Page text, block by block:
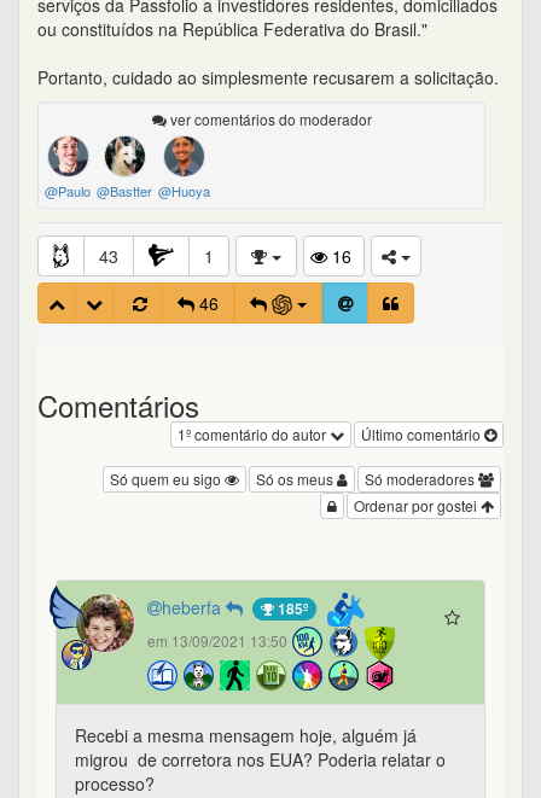
ou constituídos na República Federativa do Brasil."
Portanto, cuidado ao simplesmente recusarem a solicitação.
ver comentários do moderador
@Paulo @Bastter @Huoya
43 1
16
46
Comentários
Último comentário
1º comentário do autor
Só moderadores
Só os meus
Só quem eu sigo
Ordenar por gostei
heberfa 185º
em 13/09/2021 13:50
Recebi a mesma mensagem hoje, alguém já
migrou de corretora nos EUA? Poderia relatar o
processo?